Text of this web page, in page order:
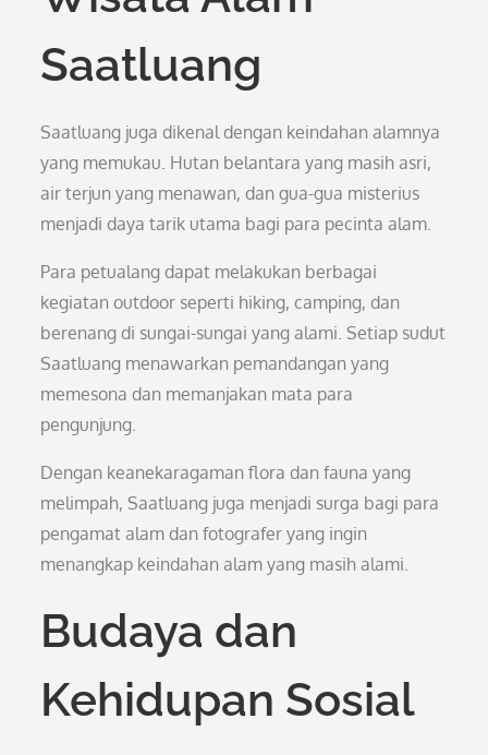
Saatluang
Saatluang juga dikenal dengan keindahan alamnya
yang memukau. Hutan belantara yang masih asri,
air terjun yang menawan, dan gua-gua misterius
menjadi daya tarik utama bagi para pecinta alam.
Para petualang dapat melakukan berbagai
kegiatan outdoor seperti hiking, camping, dan
berenang di sungai-sungai yang alami. Setiap sudut
Saatluang menawarkan pemandangan yang
memesona dan memanjakan mata para
pengunjung.
Dengan keanekaragaman flora dan fauna yang
melimpah, Saatluang juga menjadi surga bagi para
pengamat alam dan fotografer yang ingin
menangkap keindahan alam yang masih alami.
Budaya dan
Kehidupan Sosial